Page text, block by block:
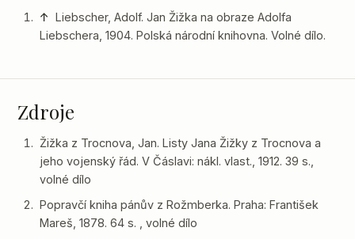
↑
Liebscher, Adolf. Jan Žižka na obraze Adolfa
Liebschera, 1904. Polská národní knihovna. Volné dílo.
Zdroje
Žižka z Trocnova, Jan. Listy Jana Žižky z Trocnova a
jeho vojenský řád. V Čáslavi: nákl. vlast., 1912. 39 s.,
volné dílo
Popravčí kniha pánův z Rožmberka. Praha: František
Mareš, 1878. 64 s. , volné dílo